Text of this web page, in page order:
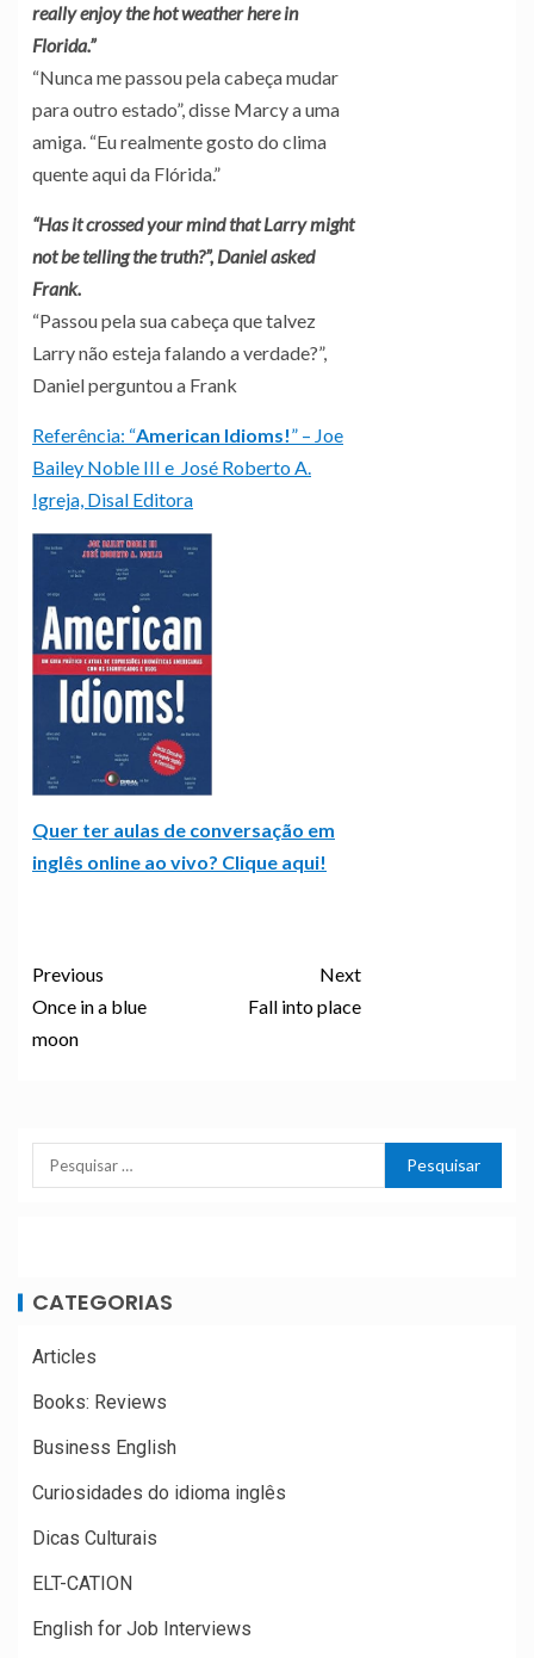
really enjoy the hot weather here in
Florida.”
“Nunca me passou pela cabeça mudar
para outro estado”, disse Marcy a uma
amiga. “Eu realmente gosto do clima
quente aqui da Flórida.”
“Has it crossed your mind that Larry might
not be telling the truth?”, Daniel asked
Frank.
“Passou pela sua cabeça que talvez
Larry não esteja falando a verdade?”,
Daniel perguntou a Frank
Referência: “American Idioms!” – Joe
Bailey Noble III e José Roberto A.
Igreja, Disal Editora
Quer ter aulas de conversação em
inglês online ao vivo? Clique aqui!
Previous
Once in a blue
moon
Next
Fall into place
CATEGORIAS
Articles
Books: Reviews
Business English
Curiosidades do idioma inglês
Dicas Culturais
ELT-CATION
English for Job Interviews